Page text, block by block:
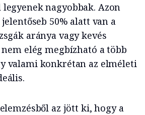
nagyobbak. Azon
50% alatt van a
aránya vagy kevés
elég megbízható a több
valami konkrétan az elméleti
az jött ki, hogy a